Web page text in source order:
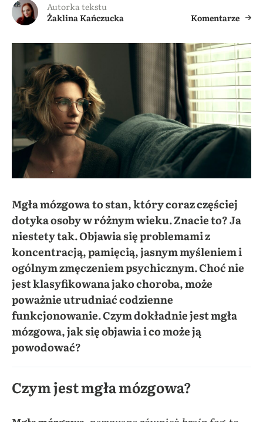
Autorka tekstu
Żaklina Kańczucka
Komentarze
Mgła mózgowato stan, który coraz częściej
dotyka osoby w różnym wieku. Znacie to? Ja
niestety tak. Objawia się problemami z
koncentracją, pamięcią, jasnym myśleniem i
ogólnym zmęczeniem psychicznym. Choć nie
jest klasyfikowana jako choroba, może
poważnie utrudniać codzienne
funkcjonowanie. Czym dokładnie jest mgła
mózgowa, jak się objawia i co może ją
powodować?
Czym jest mgła mózgowa?